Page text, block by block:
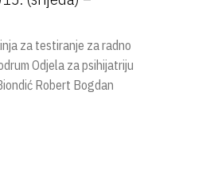
za testiranje za radno
Odjela za psihijatriju
Robert Bogdan